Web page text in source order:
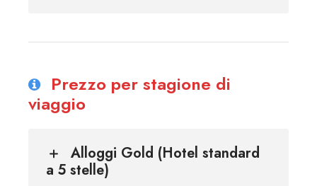
Prezzo per stagione di
viaggio
Alloggi Gold (Hotel standard
a 5 stelle)